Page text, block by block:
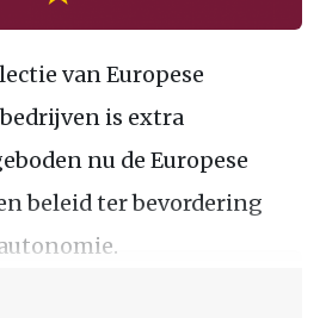
van Europese
is extra
nu de Europese
beleid ter bevordering